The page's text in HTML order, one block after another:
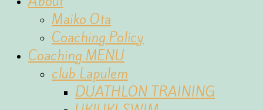
Maiko Ota
Coaching Policy
Coaching MENU
club Lapulem
DUATHLON TRAINING